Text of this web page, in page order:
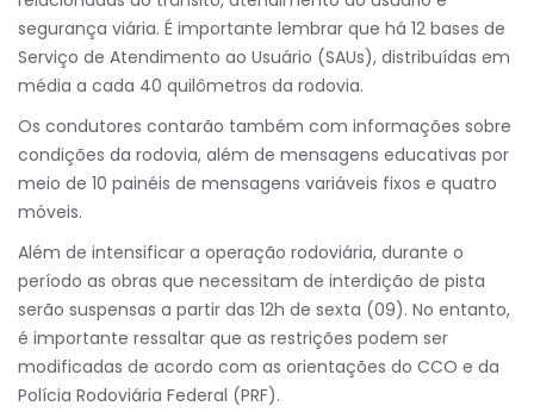
segurança viária. É importante lembrar que há 12 bases de
Serviço de Atendimento ao Usuário (SAUs), distribuídas em
média a cada 40 quilômetros da rodovia.
Os condutores contarão também com informações sobre
condições da rodovia, além de mensagens educativas por
meio de 10 painéis de mensagens variáveis fixos e quatro
móveis.
Além de intensificar a operação rodoviária, durante o
período as obras que necessitam de interdição de pista
serão suspensas a partir das 12h de sexta (09). No entanto,
é importante ressaltar que as restrições podem ser
modificadas de acordo com as orientações do CCO e da
Polícia Rodoviária Federal (PRF).